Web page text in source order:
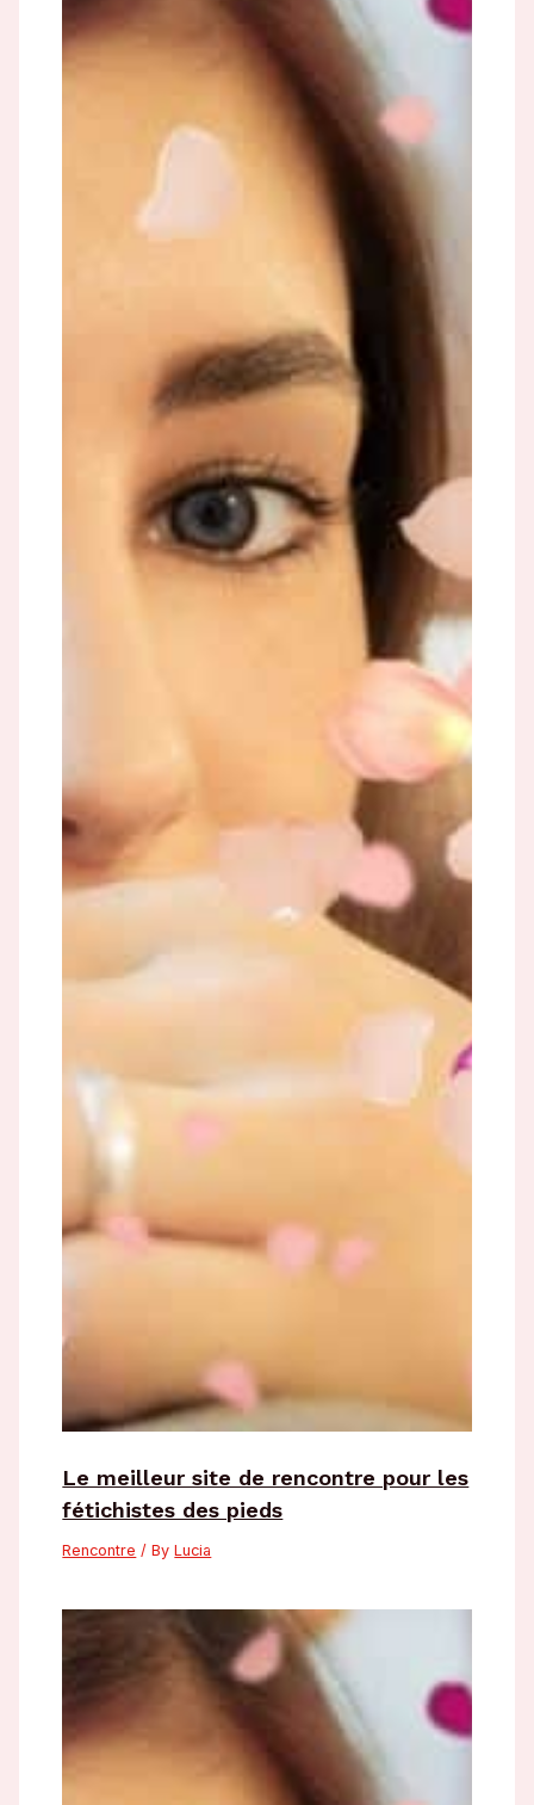
Le meilleur site de rencontre pour les
fétichistes des pieds
Rencontre / ByLucia